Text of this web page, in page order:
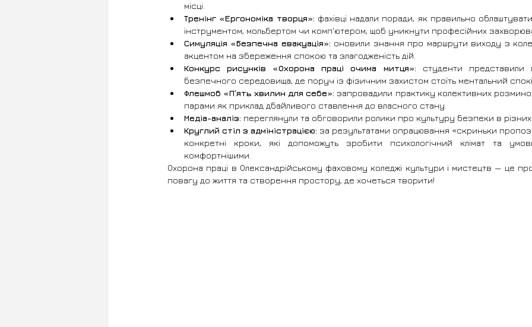
місці.
Тренінг «Ергономіка творця»: фахівці надали поради, як правильно
інструментом, мольбертом чи комп'ютером, щоб уникнути професійних
Симуляція «Безпечна евакуація»: оновили знання про маршрути виходу з
акцентом на збереження спокою та злагодженість дій.
Конкурс рисунків «Охорона праці очима митця»: студенти представили
безпечного середовища, де поруч із фізичним захистом стоїть ментальний
Флешмоб «П’ять хвилин для себе»: запровадили практику колективних
парами як приклад дбайливого ставлення до власного стану.
Медіа-аналіз: переглянули та обговорили ролики про культуру безпеки в різних
Круглий стіл з адміністрацією: за результатами опрацювання «скриньки
конкретні кроки, які допоможуть зробити психологічний клімат та
комфортнішими.
Охорона праці в Олександрійському фаховому коледжі культури і мистецтв — це про
повагу до життя та створення простору, де хочеться творити!